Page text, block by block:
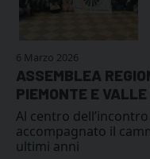
6 Marzo 2026
ASSEMBLEA
PIEMONTE E VALLE
Al centro
accompagnato il
ultimi anni